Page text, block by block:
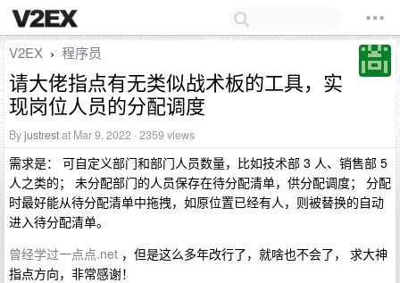
V2EX › 程序员
请大佬指点有无类似战术板的工具，实
现岗位人员的分配调度
Byjustrestat Mar 9, 2022 · 2359 views
需求是： 可自定义部门和部门人员数量，比如技术部 3 人、销售部 5
人之类的； 未分配部门的人员保存在待分配清单，供分配调度； 分配
时最好能从待分配清单中拖拽，如原位置已经有人，则被替换的自动
进入待分配清单。
曾经学过一点点.net ，但是这么多年改行了，就啥也不会了， 求大神
指点方向，非常感谢！